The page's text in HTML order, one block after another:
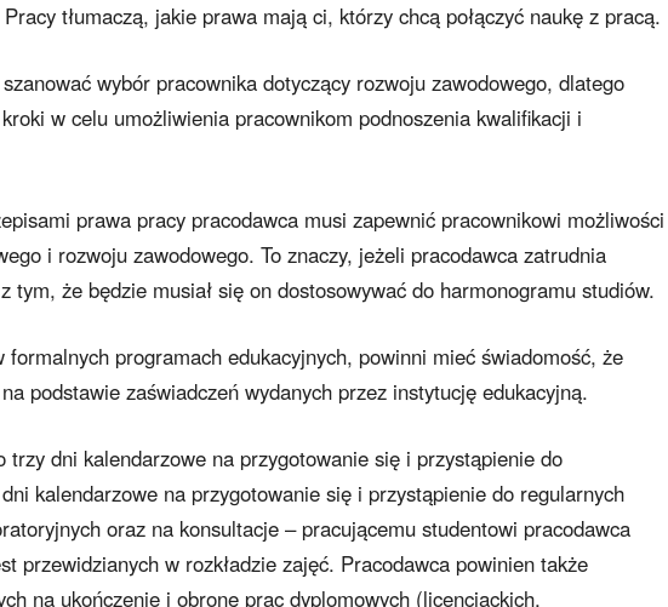
tłumaczą, jakie prawa mają ci, którzy chcą połączyć naukę z pracą.
wybór pracownika dotyczący rozwoju zawodowego, dlatego
w celu umożliwienia pracownikom podnoszenia kwalifikacji i
prawa pracy pracodawca musi zapewnić pracownikowi możliwości
i rozwoju zawodowego. To znaczy, jeżeli pracodawca zatrudnia
tym, że będzie musiał się on dostosowywać do harmonogramu studiów.
formalnych programach edukacyjnych, powinni mieć świadomość, że
podstawie zaświadczeń wydanych przez instytucję edukacyjną.
trzy dni kalendarzowe na przygotowanie się i przystąpienie do
kalendarzowe na przygotowanie się i przystąpienie do regularnych
oraz na konsultacje – pracującemu studentowi pracodawca
przewidzianych w rozkładzie zajęć. Pracodawca powinien także
na ukończenie i obronę prac dyplomowych (licencjackich,